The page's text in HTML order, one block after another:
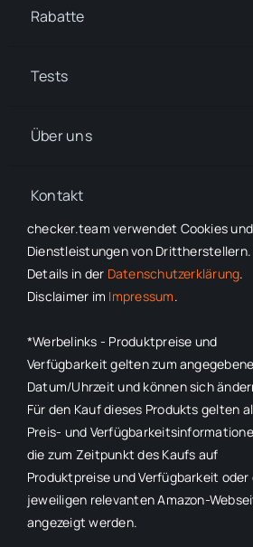
Rabatte
Tests
Über uns
Kontakt
© 2022 - 2026checker.team
*Volle Transparenz beiWerbelinks–
Verfügbarkeit gelten zum
können sich ändern. Für den Kauf
Preis- und
Kaufs auf Produktpreise und
relevanten Amazon-Webseiten
checker.team verwendet Cookies und
Dienstleistungen von Drittherstellern.
Details in der Datenschutzerklärung.
Disclaimer im Impressum.
*Werbelinks - Produktpreise und
Verfügbarkeit gelten zum
Datum/Uhrzeit und können sich
Für den Kauf dieses Produkts gelten
Preis- und
die zum Zeitpunkt des Kaufs auf
Produktpreise und Verfügbarkeit oder
jeweiligen relevanten Amazon-
angezeigt werden.